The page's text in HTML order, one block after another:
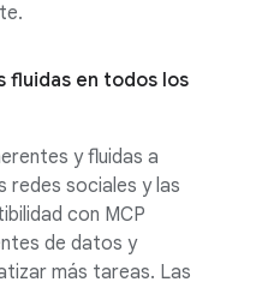
fluidas en todos los
y fluidas a
redes sociales y las
con MCP
de datos y
más tareas. Las